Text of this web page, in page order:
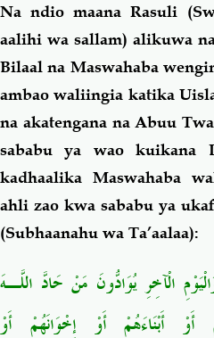
Na ndio maana Rasuli
aalihi wa sallam) alikuwa
Bilaal na Maswahaba
ambao waliingia katika
na akatengana na Abuu
sababu ya wao
kadhaalika Maswahaba
ahli zao kwa sababu ya
(Subhaanahu wa Ta’aalaa):
الْآخِرِ يُوَادُّونَ مَنْ حَادَّ اللَّـهَ
أَوْ أَبْنَاءَهُمْ أَوْ إِخْوَانَهُمْ أَوْ